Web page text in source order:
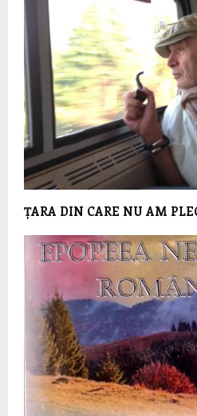
ȚARA DIN CARE NU AM